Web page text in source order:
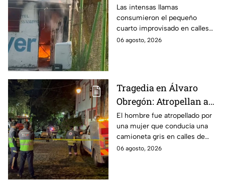
improvisado en la
Industrial Vallejo;
rompen cadenas para
combatir las llamas
Las intensas llamas
consumieron el pequeño
cuarto improvisado en calles
de Azcapotzalco; bomberos
06 agosto, 2026
Tragedia en Álvaro
Obregón: Atropellan a
hombre en situación de
calle y queda prensado
en San Ángel, CDMX
El hombre fue atropellado por
una mujer que conducía una
camioneta gris en calles de
San Ángel; la responsable ya
06 agosto, 2026